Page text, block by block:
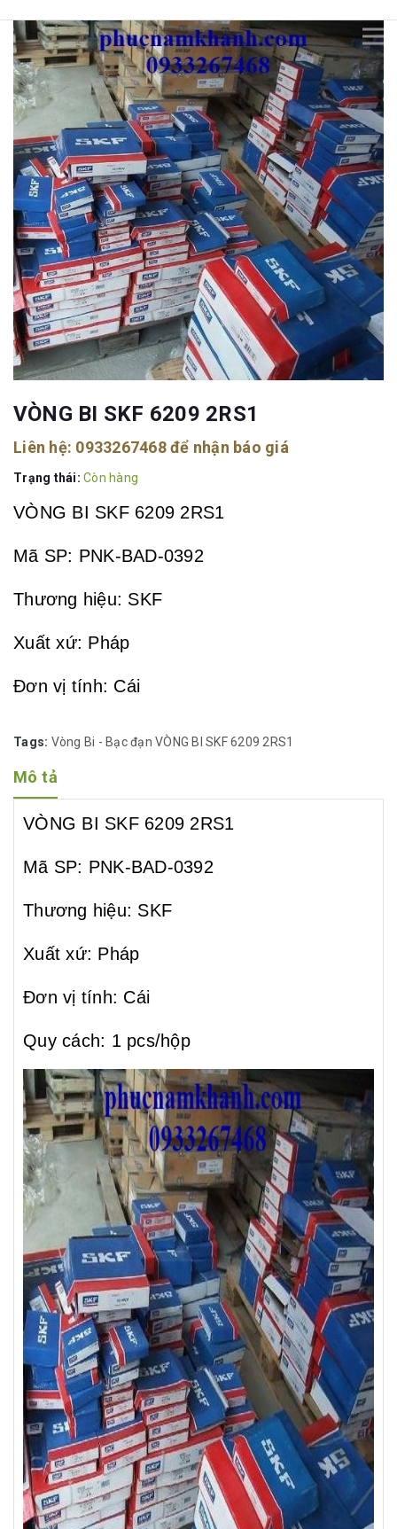
VÒNG BI SKF 6209 2RS1
Liên hệ: 0933267468để nhận báo giá
Trạng thái: Còn hàng
VÒNG BI SKF 6209 2RS1
Mã SP: PNK-BAD-0392
Thương hiệu: SKF
Xuất xứ: Pháp
Đơn vị tính: Cái
Quy cách: 1 pcs/hộp
Tags: Vòng Bi - Bạc đạn VÒNG BI SKF 6209 2RS1
Mô tả
VÒNG BI SKF 6209 2RS1
Mã SP: PNK-BAD-0392
Thương hiệu: SKF
Xuất xứ: Pháp
Đơn vị tính: Cái
Quy cách: 1 pcs/hộp